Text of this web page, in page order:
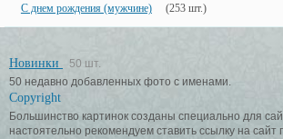
С днем рождения (мужчине) (253 шт.)
Новинки
50 шт.
50 недавно добавленных фото с именами.
Copyright
Большинство картинок созданы специально для
настоятельно рекомендуем ставить ссылку на сайт